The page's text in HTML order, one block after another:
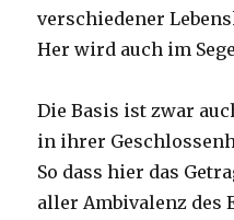
verschiedener
Her wird auch im
Die Basis ist zwar
in ihrer
So dass hier das
aller Ambivalenz des